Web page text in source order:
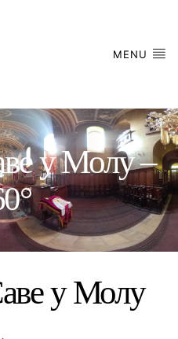
MENU
у Молу –
у Молу